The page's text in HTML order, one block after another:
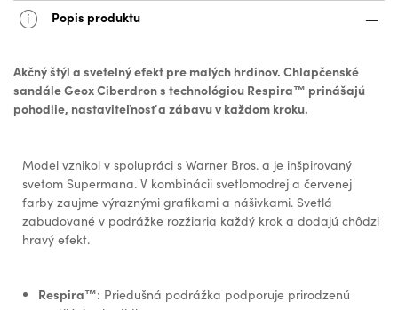
Popis produktu
Akčný štýl a svetelný efekt pre malých hrdinov. Chlapčenské
sandále Geox Ciberdron s technológiou Respira™ prinášajú
pohodlie, nastaviteľnosť a zábavu v každom kroku.
Model vznikol v spolupráci s Warner Bros. a je inšpirovaný
svetom Supermana. V kombinácii svetlomodrej a červenej
farby zaujme výraznými grafikami a nášivkami. Svetlá
zabudované v podrážke rozžiaria každý krok a dodajú chôdzi
hravý efekt.
Respira™: Priedušná podrážka podporuje prirodzenú